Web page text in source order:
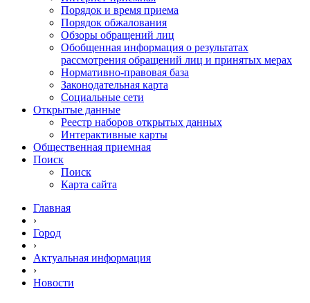
Порядок и время приема
Порядок обжалования
Обзоры обращений лиц
Обобщенная информация о результатах
рассмотрения обращений лиц и принятых мерах
Нормативно-правовая база
Законодательная карта
Социальные сети
Открытые данные
Реестр наборов открытых данных
Интерактивные карты
Общественная приемная
Поиск
Поиск
Карта сайта
Главная
›
Город
›
Актуальная информация
›
Новости